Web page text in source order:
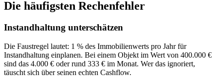
Die häufigsten Rechenfehler
Instandhaltung unterschätzen
Die Faustregel lautet: 1 % des Immobilienwerts pro Jahr für
Instandhaltung einplanen. Bei einem Objekt im Wert von 400.000 €
sind das 4.000 € oder rund 333 € im Monat. Wer das ignoriert,
täuscht sich über seinen echten Cashflow.